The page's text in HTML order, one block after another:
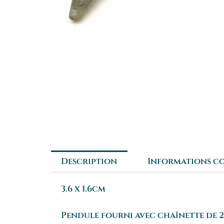
Description Informations
3.6 x 1.6cm
Pendule fourni avec chaînette de